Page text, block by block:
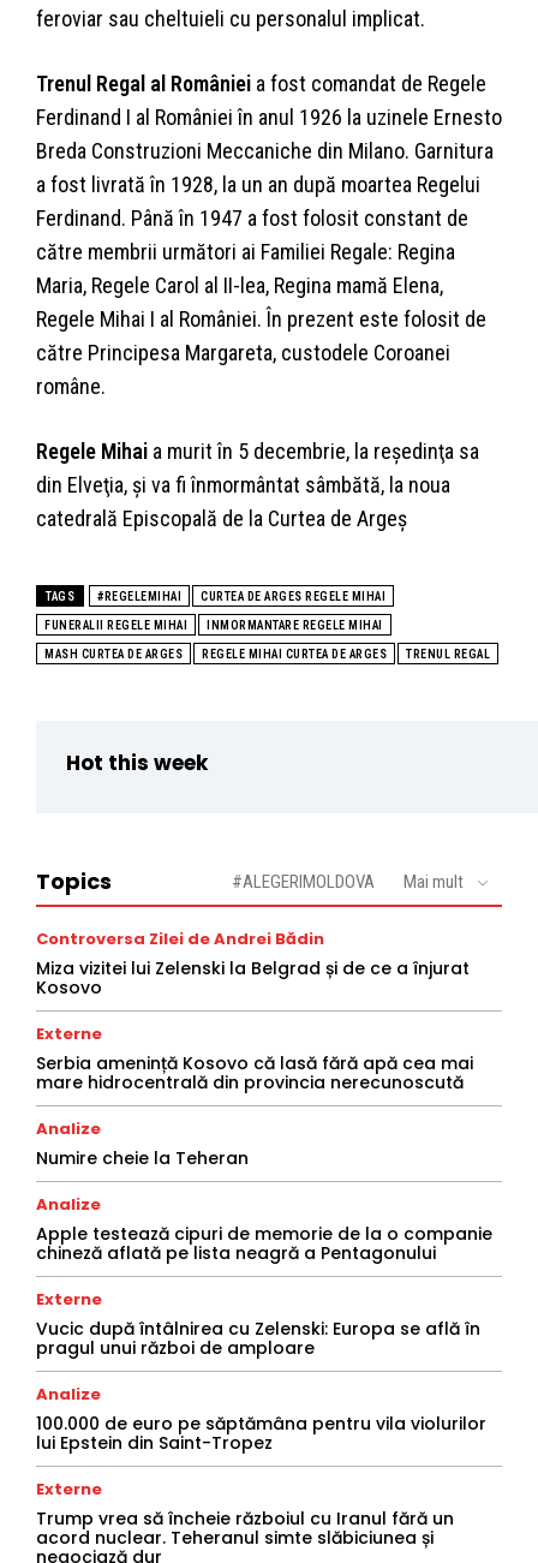
feroviar sau cheltuieli cu personalul implicat.
Trenul Regal al României a fost comandat de Regele
Ferdinand I al României în anul 1926 la uzinele Ernesto
Breda Construzioni Meccaniche din Milano. Garnitura
a fost livrată în 1928, la un an după moartea Regelui
Ferdinand. Până în 1947 a fost folosit constant de
către membrii următori ai Familiei Regale: Regina
Maria, Regele Carol al II-lea, Regina mamă Elena,
Regele Mihai I al României. În prezent este folosit de
către Principesa Margareta, custodele Coroanei
române.
Regele Mihai a murit în 5 decembrie, la reşedinţa sa
din Elveţia, şi va fi înmormântat sâmbătă, la noua
catedrală Episcopală de la Curtea de Argeş
TAGS #REGELEMIHAI CURTEA DE ARGES REGELE MIHAI
FUNERALII REGELE MIHAI INMORMANTARE REGELE MIHAI
MASH CURTEA DE ARGES REGELE MIHAI CURTEA DE ARGES TRENUL REGAL
Hot this week
Topics #ALEGERIMOLDOVA Mai mult
Controversa Zilei de Andrei Bădin
Miza vizitei lui Zelenski la Belgrad și de ce a înjurat
Kosovo
Externe
Serbia amenință Kosovo că lasă fără apă cea mai
mare hidrocentrală din provincia nerecunoscută
Analize
Numire cheie la Teheran
Analize
Apple testează cipuri de memorie de la o companie
chineză aflată pe lista neagră a Pentagonului
Externe
Vucic după întâlnirea cu Zelenski: Europa se află în
pragul unui război de amploare
Analize
100.000 de euro pe săptămâna pentru vila violurilor
lui Epstein din Saint-Tropez
Externe
Trump vrea să încheie războiul cu Iranul fără un
acord nuclear. Teheranul simte slăbiciunea și
negociază dur